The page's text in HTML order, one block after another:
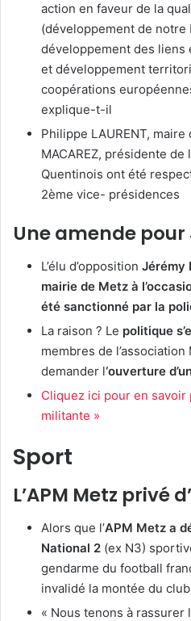
action en faveur de la
(développement de notre
développement des liens
et développement
coopérations
explique-t-il
Philippe LAURENT,
MACAREZ, présidente de
Quentinois ont été
2ème vice- présidences
Une amende
L’élu d’opposition Jérémy
mairie de Metz à
été sanctionné par la
La raison ? Le politique
membres de l’association
demander l‘ouverture
Cliquez ici pour en
militante »
Sport
L’APM Metz privé
Alors que l’APM Metz a
National 2 (ex N3)
gendarme du football
invalidé la montée du
« Nous tenons à rassurer